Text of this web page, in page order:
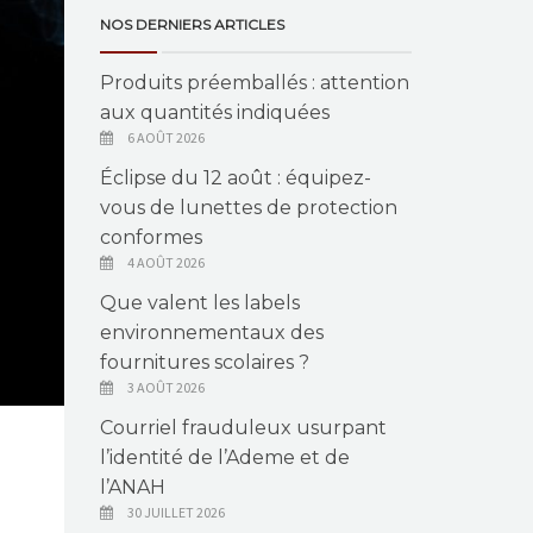
NOS DERNIERS ARTICLES
Produits préemballés : attention
aux quantités indiquées
6 AOÛT 2026
Éclipse du 12 août : équipez-
vous de lunettes de protection
conformes
4 AOÛT 2026
Que valent les labels
environnementaux des
fournitures scolaires ?
3 AOÛT 2026
Courriel frauduleux usurpant
l’identité de l’Ademe et de
l’ANAH
30 JUILLET 2026